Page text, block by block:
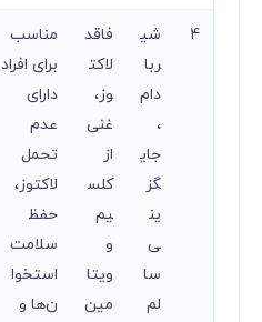
4
شی
ربا
دام
،
جای
گز
ین
ی
سا
لم
فاقد
لاکت
وز،
غنی
از
کلس
یم
و
ویتا
مین
مناسب
برای افراد
دارای
عدم
تحمل
لاکتوز،
حفظ
سلامت
استخوا
ن‌ها و